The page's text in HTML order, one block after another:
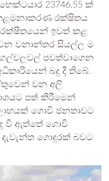
23746.55 ක්
රක්ෂිතය
රක්ෂිතයෙන් ඉවත් කළ
වනාන්තර සියල්ල ම
ගල්වලවල් පවත්වාගෙන
බදු දී තිබේ.
වන අලි
පත් කිරීමෙන්
ගොවි ජනතාවට
වී ඇත්තේ ගොවි
ගොදුරක් බවට